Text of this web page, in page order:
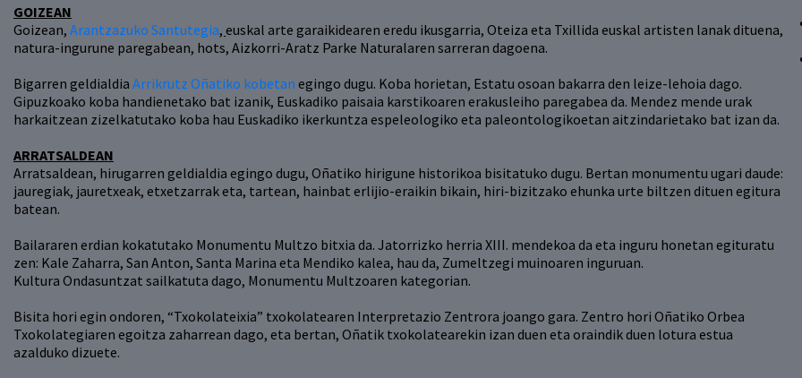
GOIZEAN
Goizean, Arantzazuko Santutegia, euskal arte garaikidearen eredu ikusgarria, Oteiza eta Txillida euskal artisten lanak dituena,
natura-ingurune paregabean, hots, Aizkorri-Aratz Parke Naturalaren sarreran dagoena.
Bigarren geldialdia Arrikrutz Oñatiko kobetan egingo dugu. Koba horietan, Estatu osoan bakarra den leize-lehoia dago.
Gipuzkoako koba handienetako bat izanik, Euskadiko paisaia karstikoaren erakusleiho paregabea da. Mendez mende urak
harkaitzean zizelkatutako koba hau Euskadiko ikerkuntza espeleologiko eta paleontologikoetan aitzindarietako bat izan da.
ARRATSALDEAN
Arratsaldean, hirugarren geldialdia egingo dugu, Oñatiko hirigune historikoa bisitatuko dugu. Bertan monumentu ugari daude:
jauregiak, jauretxeak, etxetzarrak eta, tartean, hainbat erlijio-eraikin bikain, hiri-bizitzako ehunka urte biltzen dituen egitura
batean.
Bailararen erdian kokatutako Monumentu Multzo bitxia da. Jatorrizko herria XIII. mendekoa da eta inguru honetan egituratu
zen: Kale Zaharra, San Anton, Santa Marina eta Mendiko kalea, hau da, Zumeltzegi muinoaren inguruan.
Kultura Ondasuntzat sailkatuta dago, Monumentu Multzoaren kategorian.
Bisita hori egin ondoren, “Txokolateixia” txokolatearen Interpretazio Zentrora joango gara. Zentro hori Oñatiko Orbea
Txokolategiaren egoitza zaharrean dago, eta bertan, Oñatik txokolatearekin izan duen eta oraindik duen lotura estua
azalduko dizuete.